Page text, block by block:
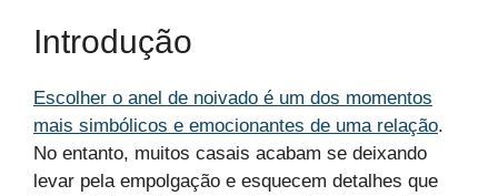
Introdução
Escolher o anel de noivado é um dos momentos
mais simbólicos e emocionantes de uma relação.
No entanto, muitos casais acabam se deixando
levar pela empolgação e esquecem detalhes que